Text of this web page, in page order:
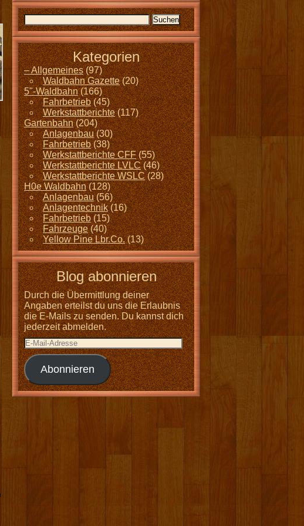
Kategorien
– Allgemeines(97)
Waldbahn Gazette(20)
5"-Waldbahn(166)
Fahrbetrieb(45)
Werkstattberichte(117)
Gartenbahn(204)
Anlagenbau(30)
Fahrbetrieb(38)
Werkstattberichte CFF(55)
Werkstattberichte LVLC(46)
Werkstattberichte WSLC(28)
H0e Waldbahn(128)
Anlagenbau(56)
Anlagentechnik(16)
Fahrbetrieb(15)
Fahrzeuge(40)
Yellow Pine Lbr.Co.(13)
Blog abonnieren
Durch die Übermittlung deiner
Angaben erteilst du uns die Erlaubnis
die E-Mails zu senden. Du kannst dich
jederzeit abmelden.
Abonnieren